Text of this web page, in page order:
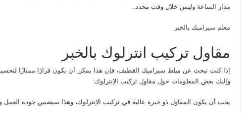
مدار الساعة وليس خلال وقت محدد.
معلم سيراميك بالخبر
مقاول تركيب انترلوك بالخبر
إذا كنت تبحث عن مبلط سيراميك القطيف، فإن هذا يمكن أن يكون قرارًا ممتازًا
وإليك بعض المعلومات حول مقاول تركيب الإنترلوك:
يجب أن يكون المقاول ذو خبرة عالية في تركيب الإنترلوك، وهذا سيضمن جودة العمل